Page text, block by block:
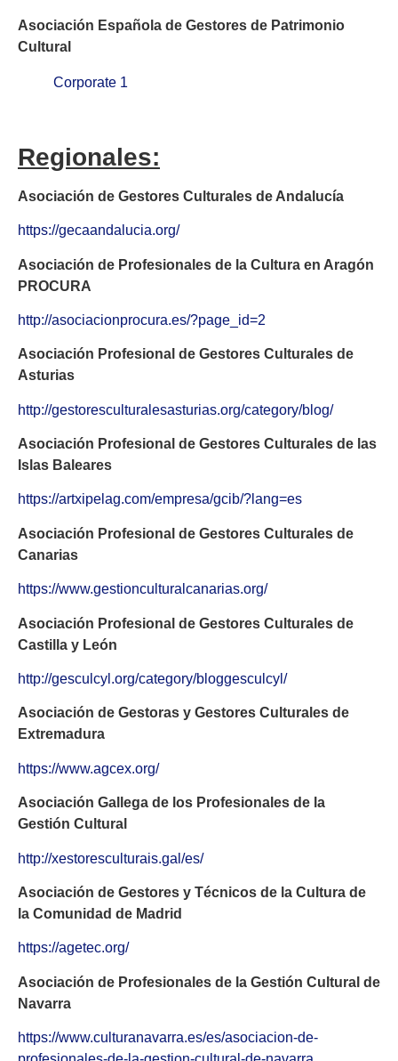
Asociación Española de Gestores de Patrimonio
Cultural
Corporate 1
Regionales:
Asociación de Gestores Culturales de Andalucía
https://gecaandalucia.org/
Asociación de Profesionales de la Cultura en Aragón
PROCURA
http://asociacionprocura.es/?page_id=2
Asociación Profesional de Gestores Culturales de
Asturias
http://gestoresculturalesasturias.org/category/blog/
Asociación Profesional de Gestores Culturales de las
Islas Baleares
https://artxipelag.com/empresa/gcib/?lang=es
Asociación Profesional de Gestores Culturales de
Canarias
https://www.gestionculturalcanarias.org/
Asociación Profesional de Gestores Culturales de
Castilla y León
http://gesculcyl.org/category/bloggesculcyl/
Asociación de Gestoras y Gestores Culturales de
Extremadura
https://www.agcex.org/
Asociación Gallega de los Profesionales de la
Gestión Cultural
http://xestoresculturais.gal/es/
Asociación de Gestores y Técnicos de la Cultura de
la Comunidad de Madrid
https://agetec.org/
Asociación de Profesionales de la Gestión Cultural de
Navarra
https://www.culturanavarra.es/es/asociacion-de-